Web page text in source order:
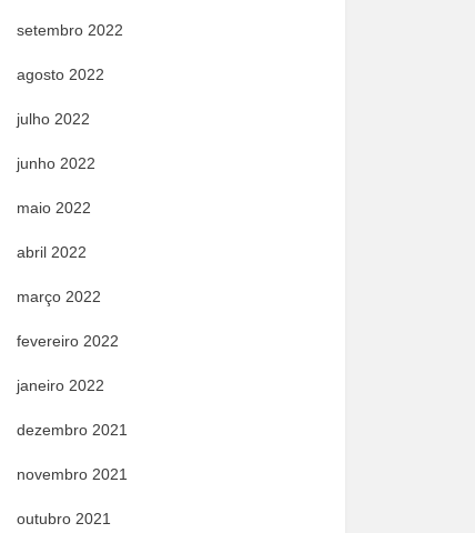
setembro 2022
agosto 2022
julho 2022
junho 2022
maio 2022
abril 2022
março 2022
fevereiro 2022
janeiro 2022
dezembro 2021
novembro 2021
outubro 2021